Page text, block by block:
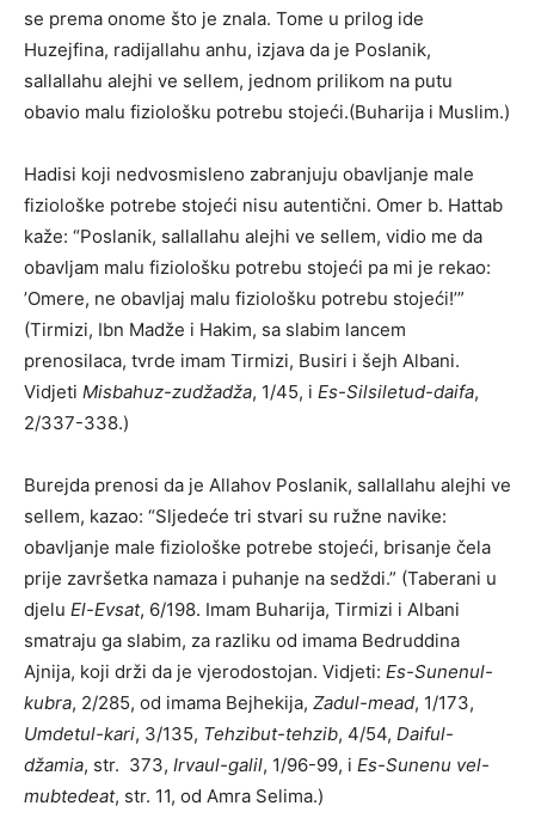
se prema onome što je znala. Tome u prilog ide
Huzejfina, radijallahu anhu, izjava da je Poslanik,
sallallahu alejhi ve sellem, jednom prilikom na putu
obavio malu fiziološku potrebu stojeći.(Buharija i Muslim.)
Hadisi koji nedvosmisleno zabranjuju obavljanje male
fiziološke potrebe stojeći nisu autentični. Omer b. Hattab
kaže: “Poslanik, sallallahu alejhi ve sellem, vidio me da
obavljam malu fiziološku potrebu stojeći pa mi je rekao:
’Omere, ne obavljaj malu fiziološku potrebu stojeći!’”
(Tirmizi, Ibn Madže i Hakim, sa slabim lancem
prenosilaca, tvrde imam Tirmizi, Busiri i šejh Albani.
Vidjeti Misbahuz-zudžadža, 1/45, i Es-Silsiletud-daifa,
2/337-338.)
Burejda prenosi da je Allahov Poslanik, sallallahu alejhi ve
sellem, kazao: “Sljedeće tri stvari su ružne navike:
obavljanje male fiziološke potrebe stojeći, brisanje čela
prije završetka namaza i puhanje na sedždi.” (Taberani u
djelu El-Evsat, 6/198. Imam Buharija, Tirmizi i Albani
smatraju ga slabim, za razliku od imama Bedruddina
Ajnija, koji drži da je vjerodostojan. Vidjeti: Es-Sunenul-
kubra, 2/285, od imama Bejhekija, Zadul-mead, 1/173,
Umdetul-kari, 3/135, Tehzibut-tehzib, 4/54, Daiful-
džamia, str. 373, Irvaul-galil, 1/96-99, i Es-Sunenu vel-
mubtedeat, str. 11, od Amra Selima.)